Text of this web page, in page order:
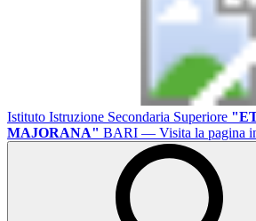
Istituto Istruzione Secondaria Superiore
MAJORANA" BARI — Visita la pagina